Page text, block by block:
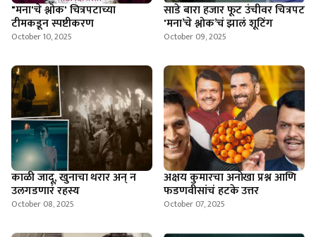
"मना'चे श्लोक' चित्रपटाच्या
टीमकडून स्पष्टीकरण
October 10, 2025
साडे बारा हजार फूट उंचीवर चित्रपट
'मना’चे श्लोक’चं झालं शूटिंग
October 09, 2025
काळी जादू, खुनाचा थरार अन् न
उलगडणारं रहस्य
October 08, 2025
अक्षय कुमारचा अनोखा प्रश्न आणि
फडणवीसांचं हटके उत्तर
October 07, 2025